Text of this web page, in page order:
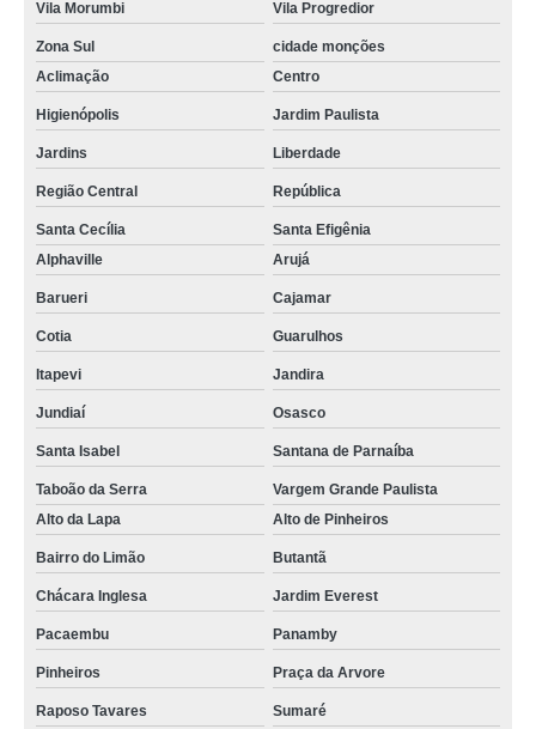
Vila Morumbi Vila Progredior
Zona Sul
cidade monções
Aclimação
Centro
Higienópolis Jardim Paulista
Jardins Liberdade
Região Central República
Santa Cecília
Santa Efigênia
Alphaville
Arujá
Barueri Cajamar
Cotia Guarulhos
Itapevi Jandira
Jundiaí Osasco
Santa Isabel Santana de Parnaíba
Taboão da Serra
Vargem Grande Paulista
Alto da Lapa
Alto de Pinheiros
Bairro do Limão Butantã
Chácara Inglesa Jardim Everest
Pacaembu Panamby
Pinheiros Praça da Arvore
Raposo Tavares Sumaré